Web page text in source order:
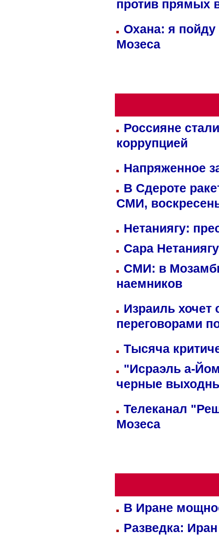
против прямых
Охана: я пойду
Мозеса
Россияне
коррупцией
Напряженное
В Сдероте
СМИ,
Нетаниягу:
Сара
СМИ: в
наемников
Израиль хочет
переговорами
Тысяча
"Исраэль а-
черные
Телеканал
Мозеса
В Иране
Разведка: